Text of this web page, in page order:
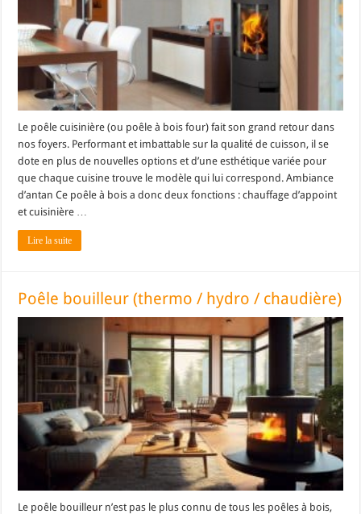
Le poêle cuisinière (ou poêle à bois four) fait son grand retour dans
nos foyers. Performant et imbattable sur la qualité de cuisson, il se
dote en plus de nouvelles options et d’une esthétique variée pour
que chaque cuisine trouve le modèle qui lui correspond. Ambiance
d’antan Ce poêle à bois a donc deux fonctions : chauffage d’appoint
et cuisinière …
Lire la suite
Poêle bouilleur (thermo / hydro / chaudière)
Le poêle bouilleur n’est pas le plus connu de tous les poêles à bois,